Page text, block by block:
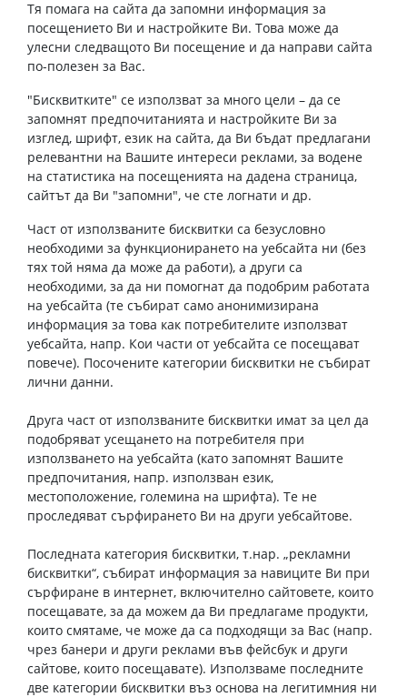
Тя помага на сайта да запомни информация за
посещението Ви и настройките Ви. Това може да
улесни следващото Ви посещение и да направи сайта
по-полезен за Вас.
"Бисквитките" се използват за много цели – да се
запомнят предпочитанията и настройките Ви за
изглед, шрифт, език на сайта, да Ви бъдат предлагани
релевантни на Вашите интереси реклами, за водене
на статистика на посещенията на дадена страница,
сайтът да Ви "запомни", че сте логнати и др.
Част от използваните бисквитки са безусловно
необходими за функционирането на уебсайта ни (без
тях той няма да може да работи), а други са
необходими, за да ни помогнат да подобрим работата
на уебсайта (те събират само анонимизирана
информация за това как потребителите използват
уебсайта, напр. Кои части от уебсайта се посещават
повече). Посочените категории бисквитки не събират
лични данни.
Друга част от използваните бисквитки имат за цел да
подобряват усещането на потребителя при
използването на уебсайта (като запомнят Вашите
предпочитания, напр. използван език,
местоположение, големина на шрифта). Те не
проследяват сърфирането Ви на други уебсайтове.
Последната категория бисквитки, т.нар. „рекламни
бисквитки“, събират информация за навиците Ви при
сърфиране в интернет, включително сайтовете, които
посещавате, за да можем да Ви предлагаме продукти,
които смятаме, че може да са подходящи за Вас (напр.
чрез банери и други реклами във фейсбук и други
сайтове, които посещавате). Използваме последните
две категории бисквитки въз основа на легитимния ни